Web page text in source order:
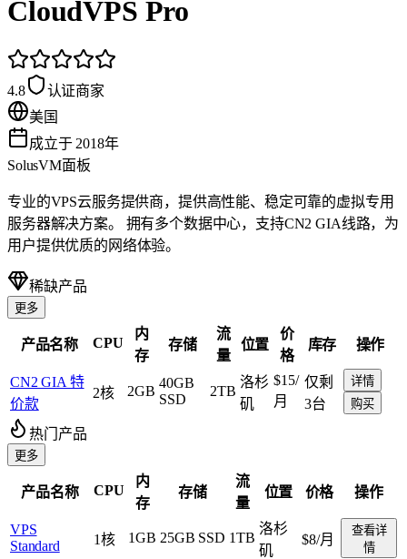
CloudVPS Pro
4.8
认证商家
美国
成立于 2018年
SolusVM面板
专业的VPS云服务提供商，提供高性能、稳定可靠的虚拟专用
服务器解决方案。 拥有多个数据中心，支持CN2 GIA线路，为
用户提供优质的网络体验。
稀缺产品
更多
产品名称 CPU
内
存
存储
流
量
位置
价
格
库存 操作
CN2 GIA 特
价款
2核 2GB
40GB
SSD
2TB
洛杉
矶
$15/
月
仅剩
3台
详情
购买
热门产品
更多
产品名称 CPU
内
存
存储
流
量
位置 价格 操作
VPS
Standard
1核 1GB 25GB SSD 1TB
洛杉
矶
$8/月
查看详
情